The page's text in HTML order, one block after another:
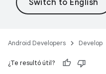
Android Developers Develop
¿Te resultó útil?